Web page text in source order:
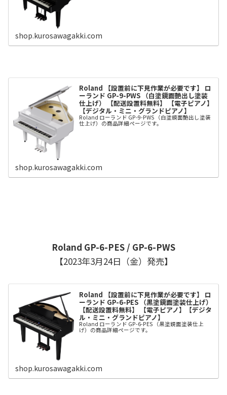
shop.kurosawagakki.com
Roland 【設置前に下見作業が必要です】 ロ
ーランド GP-9-PWS （白塗鏡面艶出し塗装
仕上げ） 【配送設置料無料】 【電子ピアノ】
【デジタル・ミニ・グランドピアノ】
Roland ローランド GP-9-PWS （白塗鏡面艶出し塗装
仕上げ）の商品詳細ページです。
shop.kurosawagakki.com
Roland GP-6-PES / GP-6-PWS
【2023年3月24日（金）発売】
Roland 【設置前に下見作業が必要です】 ロ
ーランド GP-6-PES （黒塗鏡面塗装仕上げ）
【配送設置料無料】 【電子ピアノ】【デジタ
ル・ミニ・グランドピアノ】
Roland ローランド GP-6-PES （黒塗鏡面塗装仕上
げ）の商品詳細ページです。
shop.kurosawagakki.com